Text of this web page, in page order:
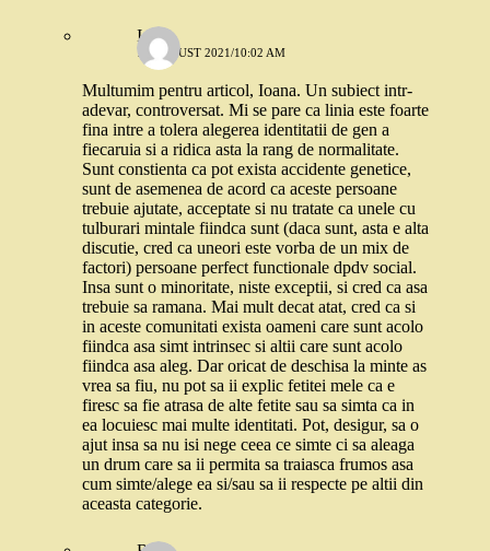
Ioana
19 AUGUST 2021/10:02 AM
Multumim pentru articol, Ioana. Un subiect intr-
adevar, controversat. Mi se pare ca linia este foarte
fina intre a tolera alegerea identitatii de gen a
fiecaruia si a ridica asta la rang de normalitate.
Sunt constienta ca pot exista accidente genetice,
sunt de asemenea de acord ca aceste persoane
trebuie ajutate, acceptate si nu tratate ca unele cu
tulburari mintale fiindca sunt (daca sunt, asta e alta
discutie, cred ca uneori este vorba de un mix de
factori) persoane perfect functionale dpdv social.
Insa sunt o minoritate, niste exceptii, si cred ca asa
trebuie sa ramana. Mai mult decat atat, cred ca si
in aceste comunitati exista oameni care sunt acolo
fiindca asa simt intrinsec si altii care sunt acolo
fiindca asa aleg. Dar oricat de deschisa la minte as
vrea sa fiu, nu pot sa ii explic fetitei mele ca e
firesc sa fie atrasa de alte fetite sau sa simta ca in
ea locuiesc mai multe identitati. Pot, desigur, sa o
ajut insa sa nu isi nege ceea ce simte ci sa aleaga
un drum care sa ii permita sa traiasca frumos asa
cum simte/alege ea si/sau sa ii respecte pe altii din
aceasta categorie.